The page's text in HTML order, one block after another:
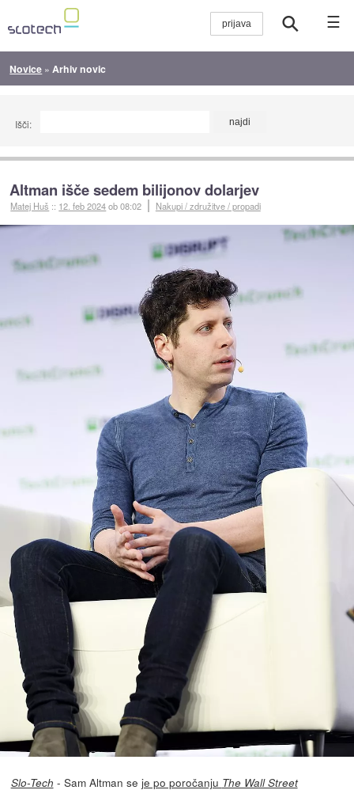
☰
Novice » Arhiv novic
Išči:
Altman išče sedem bilijonov dolarjev
Matej Huš :: 12. feb 2024ob 08:02 Nakupi / združitve / propadi
Slo-Tech - Sam Altman se je po poročanju The Wall Street